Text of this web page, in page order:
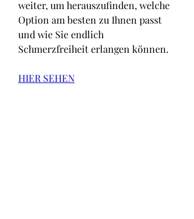
weiter, um herauszufinden, welche
Option am besten zu Ihnen passt
und wie Sie endlich
Schmerzfreiheit erlangen können.
HIER SEHEN